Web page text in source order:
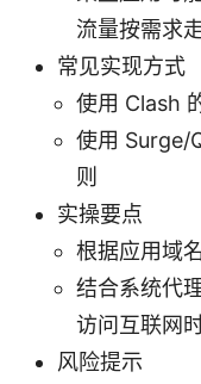
流量按需求
常见实现方式
使用 Clash
使用 Surge/
则
实操要点
根据应用域
结合系统代
访问互联网
风险提示